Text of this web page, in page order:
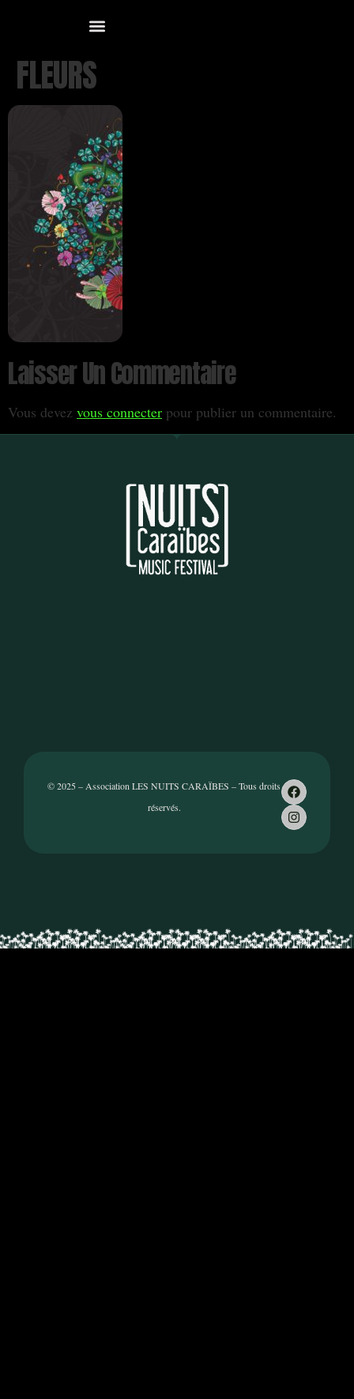
FLEURS
Laisser Un Commentaire
Vous devez vous connecter pour publier un commentaire.
© 2025 – Association LES NUITS CARAÏBES – Tous droits
réservés.